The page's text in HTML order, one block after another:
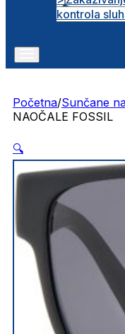
kontrola
Početna/Sunčane
NAOČALE FOSSIL
🔍